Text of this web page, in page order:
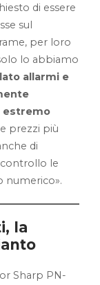
di essere
sul
per loro
lo abbiamo
allarmi e
estremo
prezzi più
di
le
numerico».
la
Sharp PN-